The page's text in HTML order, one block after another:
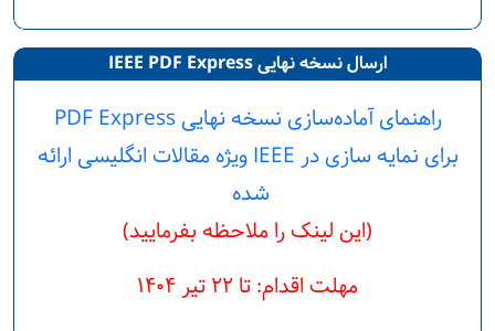
ارسال نسخه نهایی IEEE PDF Express
راهنمای آماده‌سازی نسخه نهایی PDF Express
برای نمایه سازی در IEEE ویژه مقالات انگلیسی ارائه
شده
(این لینک را ملاحظه بفرمایید)
مهلت اقدام: تا ۲۲ تیر ۱۴۰۴